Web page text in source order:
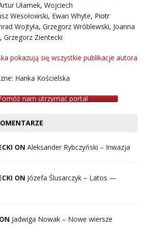
Ułamek, Wojciech
Wesołowski, Ewan Whyte, Piotr
Wojtyła, Grzegorz Wróblewski, Joanna
, Grzegorz Zientecki
pokazują się wszystkie publikacje autora
Hanka Kościelska
nam utrzymać portal
ON Aleksander Rybczyński – Inwazja
ON Józefa Ślusarczyk – Latos —
Jadwiga Nowak – Nowe wiersze